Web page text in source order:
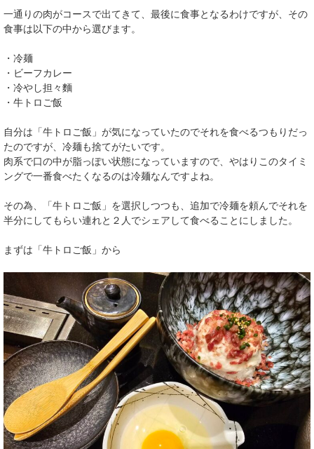
一通りの肉がコースで出てきて、最後に食事となるわけですが、その
食事は以下の中から選びます。
・冷麺
・ビーフカレー
・冷やし担々麵
・牛トロご飯
自分は「牛トロご飯」が気になっていたのでそれを食べるつもりだっ
たのですが、冷麺も捨てがたいです。
肉系で口の中が脂っぽい状態になっていますので、やはりこのタイミ
ングで一番食べたくなるのは冷麺なんですよね。
その為、「牛トロご飯」を選択しつつも、追加で冷麺を頼んでそれを
半分にしてもらい連れと２人でシェアして食べることにしました。
まずは「牛トロご飯」から